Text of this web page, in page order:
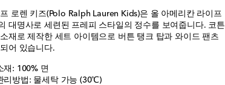
로렌 키즈(Polo Ralph Lauren Kids)은 올 아메리칸 라이프
대명사로 세련된 프레피 스타일의 정수를 보여줍니다. 코튼
재로 제작한 세트 아이템으로 버튼 탱크 탑과 와이드 팬츠
어 있습니다.
재: 100% 면
리방법: 물세탁 가능 (30℃)